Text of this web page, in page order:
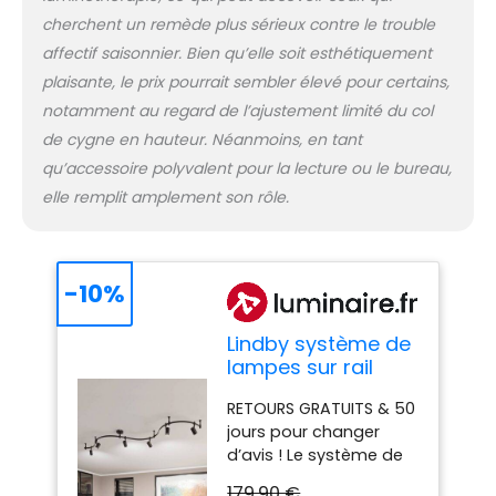
cherchent un remède plus sérieux contre le trouble
affectif saisonnier. Bien qu’elle soit esthétiquement
plaisante, le prix pourrait sembler élevé pour certains,
notamment au regard de l’ajustement limité du col
de cygne en hauteur. Néanmoins, en tant
qu’accessoire polyvalent pour la lecture ou le bureau,
elle remplit amplement son rôle.
Lindby système de
lampes sur rail
utilisation flexible
Delila Lindby,
dimmable, noir,
Salon / Salle à
RETOURS GRATUITS & 50
jours pour changer
d’avis ! Le système de
-10%